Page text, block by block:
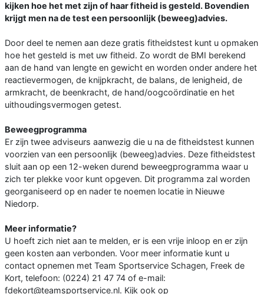
kijken hoe het met zijn of haar fitheid is gesteld. Bovendien
krijgt men na de test een persoonlijk (beweeg)advies.
Door deel te nemen aan deze gratis fitheidstest kunt u opmaken
hoe het gesteld is met uw fitheid. Zo wordt de BMI berekend
aan de hand van lengte en gewicht en worden onder andere het
reactievermogen, de knijpkracht, de balans, de lenigheid, de
armkracht, de beenkracht, de hand/oogcoördinatie en het
uithoudingsvermogen getest.
Beweegprogramma
Er zijn twee adviseurs aanwezig die u na de fitheidstest kunnen
voorzien van een persoonlijk (beweeg)advies. Deze fitheidstest
sluit aan op een 12-weken durend beweegprogramma waar u
zich ter plekke voor kunt opgeven. Dit programma zal worden
georganiseerd op en nader te noemen locatie in Nieuwe
Niedorp.
Meer informatie?
U hoeft zich niet aan te melden, er is een vrije inloop en er zijn
geen kosten aan verbonden. Voor meer informatie kunt u
contact opnemen met Team Sportservice Schagen, Freek de
Kort, telefoon: (0224) 21 47 74 of e-mail:
fdekort@teamsportservice.nl. Kijk ook op